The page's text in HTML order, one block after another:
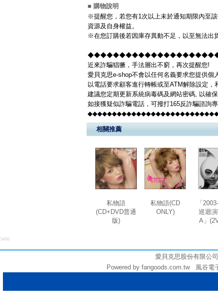
■ 購物說明
※提醒您，若您有1次以上未於通知期限內至
資源及自身權益。
※在您訂購後若因庫存異動不足，以至無法出
◆◆◆◆◆◆◆◆◆◆◆◆◆◆◆◆◆◆◆◆◆◆◆◆
近來詐騙猖獗，手法層出不窮，再次提醒您!
愛貝克思e-shop不會以任何名義要求您提供個
以電話要求顧客進行轉帳或至ATM解除設定
建議您定期更新系統病毒碼及網站密碼, 以確
如接獲疑似詐騙電話，可撥打165反詐騙諮詢
相關推薦
私物語
(CD+DVD普通
版)
私物語(CD
ONLY)
「
巡迴
A」
3400
愛貝克思股份有限
Powered by fangoods.com.tw 風谷電子商